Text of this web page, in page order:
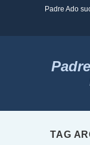
Padre Ado
TAG